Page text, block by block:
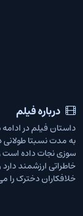
درباره فیلم
داستان فیلم در
به مدت نسبتا طولانی
سوزی نجات داده است
خاطراتی ارزشمند
خلافکاران دخترک را